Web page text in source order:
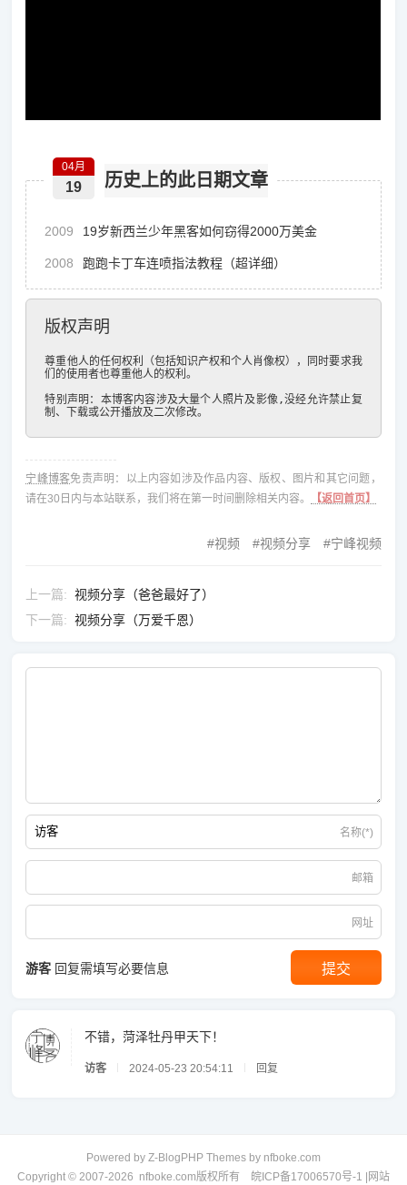
历史上的此日期文章
04月
19
2009 19岁新西兰少年黑客如何窃得2000万美金
2008 跑跑卡丁车连喷指法教程（超详细）
版权声明
尊重他人的任何权利（包括知识产权和个人肖像权），同时要求我
们的使用者也尊重他人的权利。
特别声明：本博客内容涉及大量个人照片及影像,没经允许禁止复
制、下载或公开播放及二次修改。
宁峰博客免责声明：以上内容如涉及作品内容、版权、图片和其它问题，
请在30日内与本站联系，我们将在第一时间删除相关内容。
【返回首页】
视频 视频分享 宁峰视频
上一篇
视频分享（爸爸最好了）
下一篇
视频分享（万爱千恩）
名称(*)
邮箱
网址
游客 回复需填写必要信息
不错，菏泽牡丹甲天下！
访客 2024-05-23 20:54:11 回复
Powered by Z-BlogPHPThemes by nfboke.com
Copyright © 2007-2026 nfboke.com 版权所有 皖ICP备17006570号-1 | 网站